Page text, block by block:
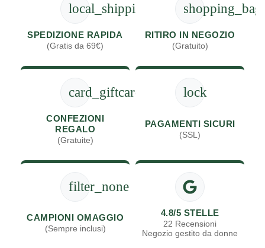
local_shipping
SPEDIZIONE RAPIDA
(Gratis da 69€)
shopping_bag
RITIRO IN NEGOZIO
(Gratuito)
card_giftcard
CONFEZIONI
REGALO
(Gratuite)
lock
PAGAMENTI SICURI
(SSL)
filter_none
CAMPIONI OMAGGIO
(Sempre inclusi)
4.8/5 STELLE
22 Recensioni
Negozio gestito da donne